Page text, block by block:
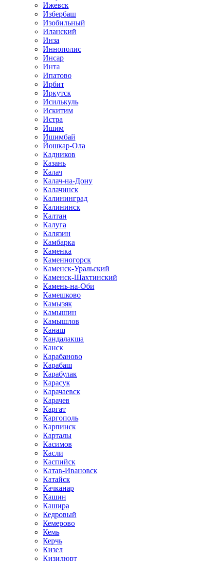
Ижевск
Избербаш
Изобильный
Иланский
Инза
Иннополис
Инсар
Инта
Ипатово
Ирбит
Иркутск
Исилькуль
Искитим
Истра
Ишим
Ишимбай
Йошкар-Ола
Кадников
Казань
Калач
Калач-на-Дону
Калачинск
Калининград
Калининск
Калтан
Калуга
Калязин
Камбарка
Каменка
Каменногорск
Каменск-Уральский
Каменск-Шахтинский
Камень-на-Оби
Камешково
Камызяк
Камышин
Камышлов
Канаш
Кандалакша
Канск
Карабаново
Карабаш
Карабулак
Карасук
Карачаевск
Карачев
Каргат
Каргополь
Карпинск
Карталы
Касимов
Касли
Каспийск
Катав-Ивановск
Катайск
Качканар
Кашин
Кашира
Кедровый
Кемерово
Кемь
Керчь
Кизел
Кизилюрт